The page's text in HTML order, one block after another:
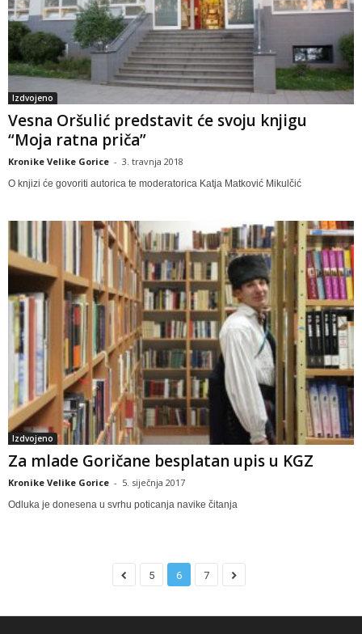
Izdvojeno
Vesna Oršulić predstavit će svoju knjigu
“Moja ratna priča”
Kronike Velike Gorice - 3. travnja 2018
O knjizi će govoriti autorica te moderatorica Katja Matković Mikulčić
Izdvojeno
Za mlade Goričane besplatan upis u KGZ
Kronike Velike Gorice - 5. siječnja 2017
Odluka je donesena u svrhu poticanja navike čitanja
5 6 7